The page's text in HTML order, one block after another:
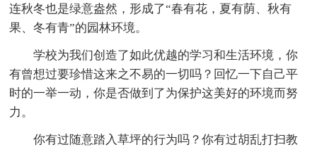
连秋冬也是绿意盎然，形成了“春有花，夏有荫、秋有
果、冬有青”的园林环境。
学校为我们创造了如此优越的学习和生活环境，你
有曾想过要珍惜这来之不易的一切吗？回忆一下自己平
时的一举一动，你是否做到了为保护这美好的环境而努
力。
你有过随意踏入草坪的行为吗？你有过胡乱打扫教